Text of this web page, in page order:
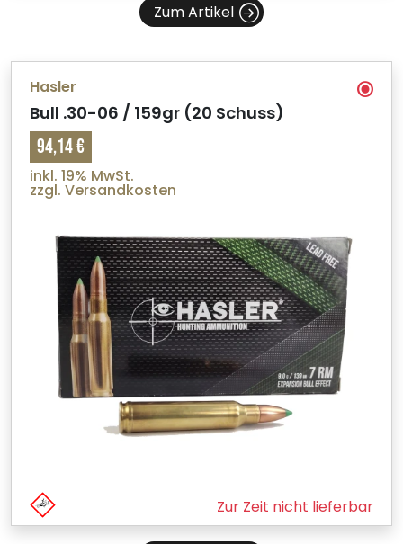
Zum Artikel
Hasler
Bull .30-06 / 159gr (20 Schuss)
94,14 €
inkl. 19% MwSt.
zzgl. Versandkosten
Zur Zeit nicht lieferbar